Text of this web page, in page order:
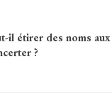
il étirer des noms aux
?